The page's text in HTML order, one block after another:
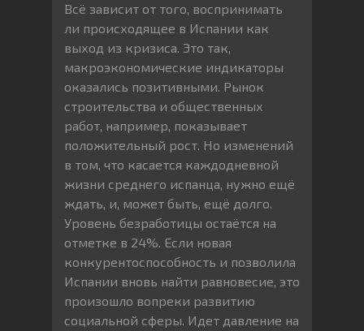
Всё зависит от того, воспринимать
ли происходящее в Испании как
выход из кризиса. Это так,
макроэкономические индикаторы
оказались позитивными. Рынок
строительства и общественных
работ, например, показывает
положительный рост. Но изменений
в том, что касается каждодневной
жизни среднего испанца, нужно ещё
ждать, и, может быть, ещё долго.
Уровень безработицы остаётся на
отметке в 24%. Если новая
конкурентоспособность и позволила
Испании вновь найти равновесие, это
произошло вопреки развитию
социальной сферы. Идет давление на